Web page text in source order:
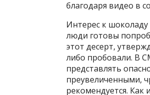
благодаря видео в
Интерес к
люди готовы
этот десерт,
либо пробовали. В
представлять
преувеличенными,
рекомендуется.